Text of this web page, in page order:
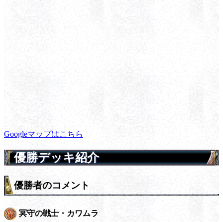
Googleマップはこちら
優勝デッキ紹介
優勝者のコメント
冥守の戦士・カワムラ